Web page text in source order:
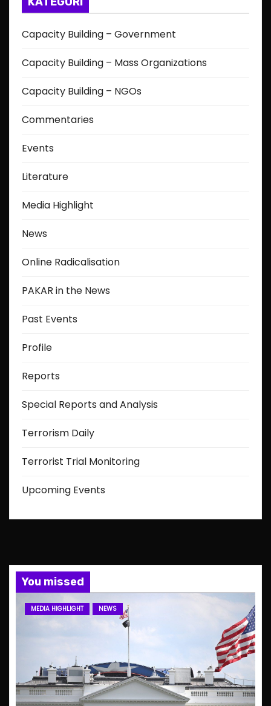
Capacity Building – Government
Capacity Building – Mass Organizations
Capacity Building – NGOs
Commentaries
Events
Literature
Media Highlight
News
Online Radicalisation
PAKAR in the News
Past Events
Profile
Reports
Special Reports and Analysis
Terrorism Daily
Terrorist Trial Monitoring
Upcoming Events
You missed
MEDIA HIGHLIGHT NEWS